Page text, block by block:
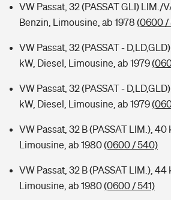
VW Passat, 32 (PASSAT GLI) LIM./
Benzin, Limousine, ab 1978 (0600 /
VW Passat, 32 (PASSAT -
kW, Diesel, Limousine, ab 1979
VW Passat, 32 (PASSAT -
kW, Diesel, Limousine, ab 1979
VW Passat, 32 B (PASSAT LIM.), 40
Limousine, ab 1980(0600 / 540)
VW Passat, 32 B (PASSAT LIM.), 44
Limousine, ab 1980(0600 / 541)